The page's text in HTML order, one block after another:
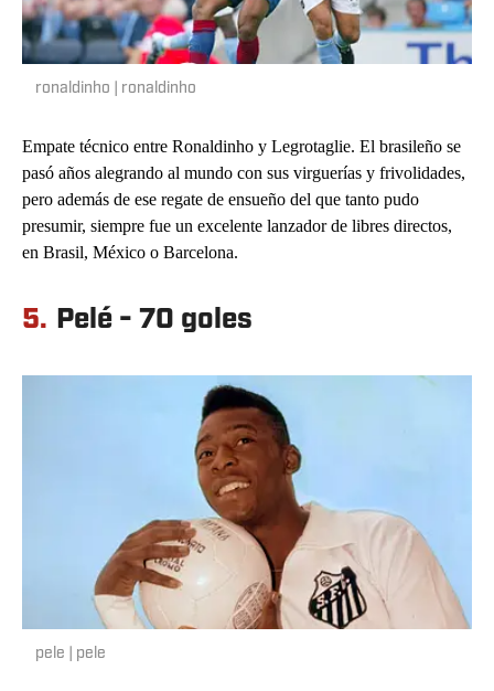
ronaldinho | ronaldinho
Empate técnico entre Ronaldinho y Legrotaglie. El brasileño se
pasó años alegrando al mundo con sus virguerías y frivolidades,
pero además de ese regate de ensueño del que tanto pudo
presumir, siempre fue un excelente lanzador de libres directos,
en Brasil, México o Barcelona.
5. Pelé - 70 goles
pele | pele